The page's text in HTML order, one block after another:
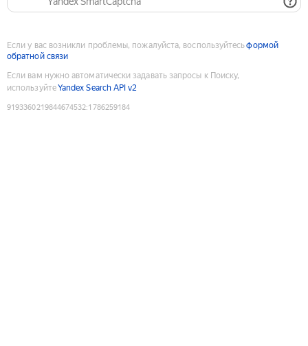
Если у вас возникли проблемы, пожалуйста, воспользуйтесьформой
обратной связи
Если вам нужно автоматически задавать запросы к Поиску,
используйтеYandex Search API v2
9193360219844674532:1786259184